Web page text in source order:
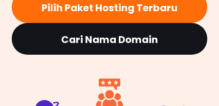
Pilih Paket Hosting Terbaru
Cari Nama Domain